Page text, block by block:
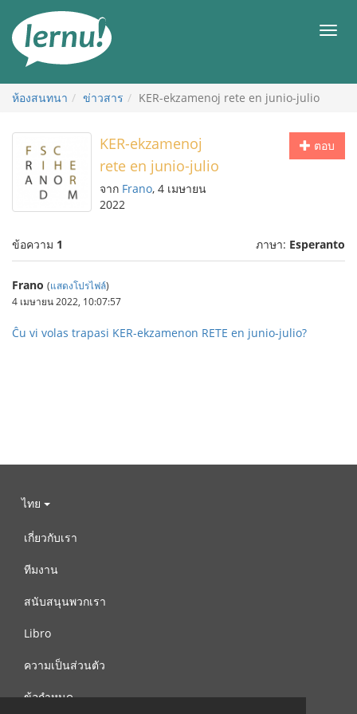
สารบัญ
เมนู
ห้องสนทนา ข่าวสาร KER-ekzamenoj rete en junio-julio
ตอบ
KER-ekzamenoj
rete en junio-julio
จาก Frano, 4 เมษายน
2022
ข้อความ 1 ภาษา: Esperanto
Frano (แสดงโปรไฟล์)
4 เมษายน 2022, 10:07:57
Ĉu vi volas trapasi KER-ekzamenon RETE en junio-julio?
ไทย
เกี่ยวกับเรา
ทีมงาน
สนับสนุนพวกเรา
Libro
ความเป็นส่วนตัว
ข้อกำหนด